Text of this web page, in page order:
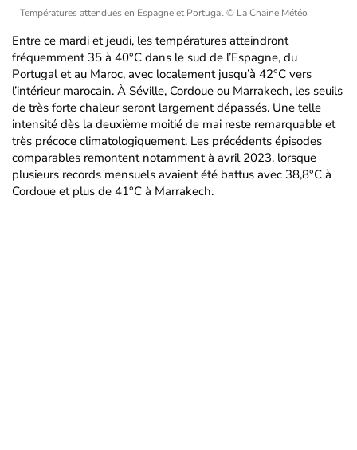
Températures attendues en Espagne et Portugal© La Chaine Météo
Entre ce mardi et jeudi, les températures atteindront
fréquemment 35 à 40°C dans le sud de l’Espagne, du
Portugal et au Maroc, avec localement jusqu’à 42°C vers
l’intérieur marocain. À Séville, Cordoue ou Marrakech, les seuils
de très forte chaleur seront largement dépassés. Une telle
intensité dès la deuxième moitié de mai reste remarquable et
très précoce climatologiquement. Les précédents épisodes
comparables remontent notamment à avril 2023, lorsque
plusieurs records mensuels avaient été battus avec 38,8°C à
Cordoue et plus de 41°C à Marrakech.